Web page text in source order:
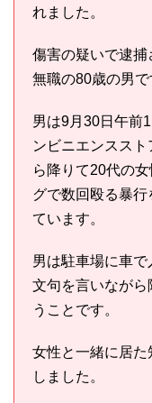
れました。
傷害の疑いで逮
無職の80歳の男で
男は9月30日午前
ンビニエンスス
ら降りて20代の
グで数回殴る暴
ています。
男は駐車場に車
文句を言いなが
うことです。
女性と一緒に居
しました。